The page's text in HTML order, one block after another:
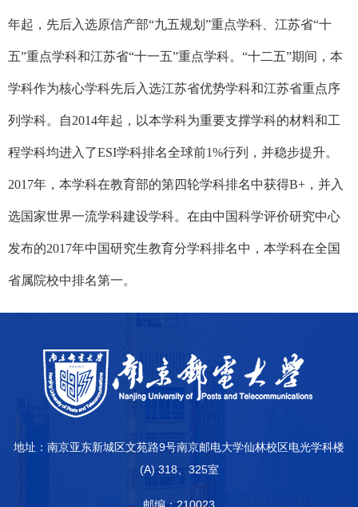
年起，先后入选原信产部“九五规划”重点学科、江苏省“十
五”重点学科和江苏省“十一五”重点学科。“十二五”期间，本
学科作为核心学科先后入选江苏省优势学科和江苏省重点序
列学科。自2014年起，以本学科为重要支撑学科的材料和工
程学科均进入了ESI学科排名全球前1%行列，并稳步提升。
2017年，本学科在教育部的第四轮学科排名中获得B+ ，并入
选国家世界一流学科建设学科。在由中国科学评价研究中心
发布的2017年中国研究生教育分学科排名中，本学科在全国
省属院校中排名第一。
地址：南京亚东新城区文苑路9号南京邮电大学仙林校区电光学科楼
(A) 318、325室
邮编：210023